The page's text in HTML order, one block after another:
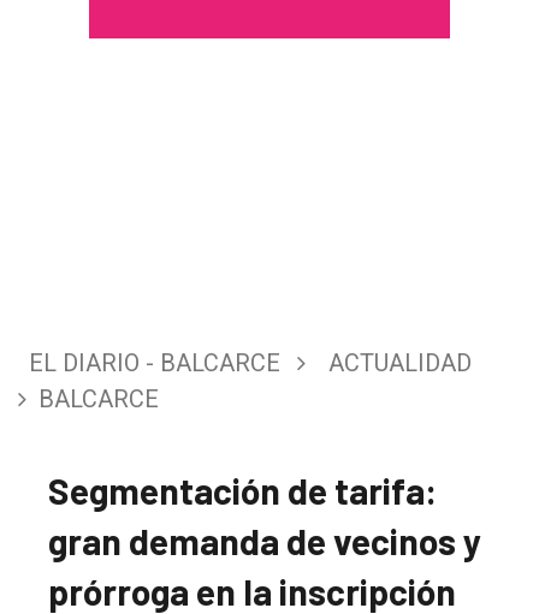
EL DIARIO - BALCARCE
ACTUALIDAD
BALCARCE
Segmentación de tarifa:
gran demanda de vecinos y
prórroga en la inscripción